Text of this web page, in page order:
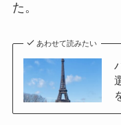
た。
あわせて読みたい